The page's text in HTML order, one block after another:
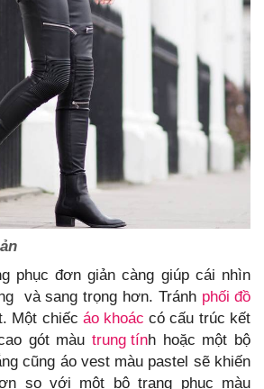
phục đơn giản càng giúp cái nhìn
và sang trọng hơn. Tránh phối đồ
Một chiếc áo khoác có cấu trúc kết
gót màu trung tính hoặc một bộ
cũng áo vest màu pastel sẽ khiến
so với một bộ trang phục màu